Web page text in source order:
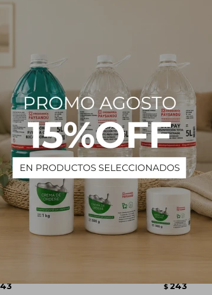
QUE TE PUEDEN INTERESAR
Good Woman
$ 243